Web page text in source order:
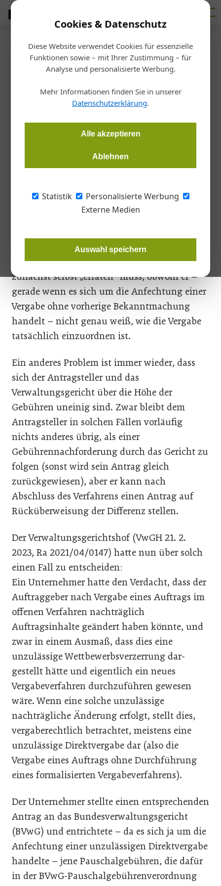
Cookies & Datenschutz
Diese Website verwendet Cookies für essenzielle
Funktionen sowie – mit Ihrer Zustimmung – für
Analyse und personalisierte Werbung.
Mehr Informationen finden Sie in unserer
Datenschutzerklärung.
Alle akzeptieren
Ablehnen
Statistik
Personalisierte Werbung
Externe Medien
Auswahl speichern
Startseite/ Betrieb
Rechtsschutz
Die Rückzahlung von
Pauschalgebühren
Rechtsschutz im Vergaberecht ist teuer. Abgesehen von
Verwaltungsgericht zu zahlenden Pauschalgebühren
bereits von dem Problem berichtet, dass ein
Antragsteller die Höhe der Pauschalgebühren
zunächst selbst „erraten“ muss, obwohl er –
gerade wenn es sich um die Anfechtung einer
Vergabe ohne vorherige Bekanntmachung
handelt – nicht genau weiß, wie die Vergabe
tatsächlich einzuordnen ist.
Ein anderes Problem ist immer wieder, dass
sich der Antragsteller und das
Verwaltungsgericht über die Höhe der
Gebühren uneinig sind. Zwar bleibt dem
Antragsteller in solchen Fällen vorläufig
nichts anderes übrig, als einer
Gebührennachforderung durch das Gericht zu
folgen (sonst wird sein Antrag gleich
zurückgewiesen), aber er kann nach
Abschluss des Verfahrens einen Antrag auf
Rücküberweisung der Differenz stellen.
Der Verwaltungsgerichtshof (VwGH 21. 2.
2023, Ra 2021/04/0147) hatte nun über solch
einen Fall zu entscheiden:
Ein Unternehmer hatte den Verdacht, dass der
Auftraggeber nach Vergabe eines Auftrags im
offenen Verfahren nachträglich
Auftragsinhalte geändert haben könnte, und
zwar in einem Ausmaß, dass dies eine
unzulässige Wettbewerbsverzerrung dar­
gestellt hätte und eigentlich ein neues
Vergabeverfahren durchzuführen gewesen
wäre. Wenn eine solche unzulässige
nachträgliche Änderung erfolgt, stellt dies,
vergaberechtlich betrachtet, meistens eine
unzulässige Direktvergabe dar (also die
Vergabe eines Auftrags ohne Durchführung
eines formalisierten Vergabe­verfahrens).
Der Unternehmer stellte einen entsprechenden
Antrag an das Bundesverwaltungsgericht
(BVwG) und entrichtete – da es sich ja um die
Anfechtung einer unzulässigen Direktvergabe
handelte – jene Pauschalgebühren, die dafür
in der BVwG-Pauschalgebührenverordnung